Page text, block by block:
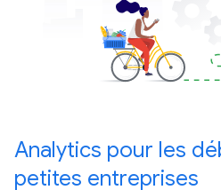
Analytics pour les
petites entreprises